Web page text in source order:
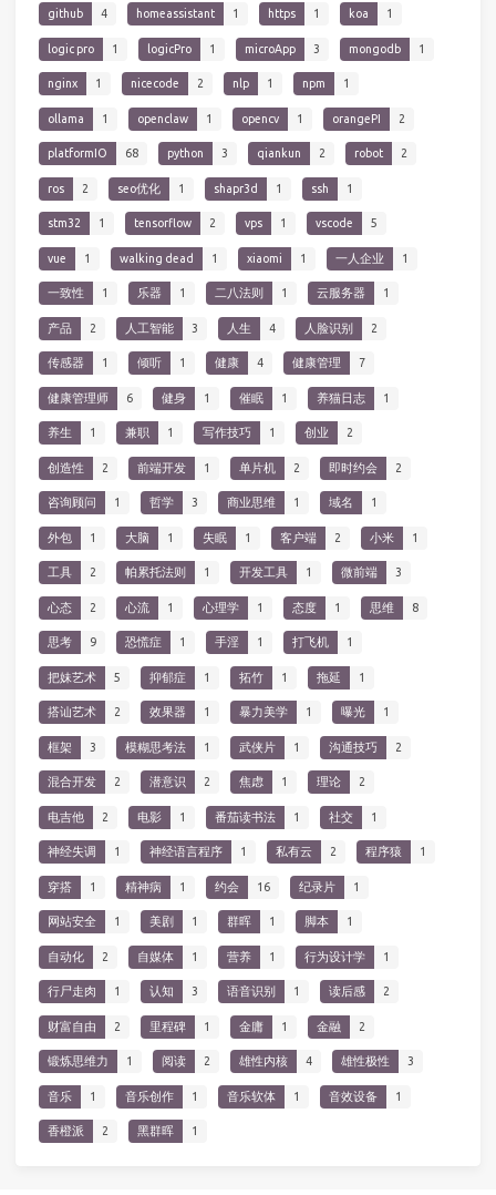
github 4 homeassistant 1 https 1 koa 1
logic pro 1 logicPro 1 microApp 3 mongodb 1
nginx 1 nicecode 2 nlp 1 npm 1
ollama 1 openclaw 1 opencv 1 orangePI 2
platformIO 68 python 3 qiankun 2 robot 2
ros 2 seo优化 1 shapr3d 1 ssh 1
stm32 1 tensorflow 2 vps 1 vscode 5
vue 1 walking dead 1 xiaomi 1 一人企业 1
一致性 1 乐器 1 二八法则 1 云服务器 1
产品 2 人工智能 3 人生 4 人脸识别 2
传感器 1 倾听 1 健康 4 健康管理 7
健康管理师 6 健身 1 催眠 1 养猫日志 1
养生 1 兼职 1 写作技巧 1 创业 2
创造性 2 前端开发 1 单片机 2 即时约会 2
咨询顾问 1 哲学 3 商业思维 1 域名 1
外包 1 大脑 1 失眠 1 客户端 2 小米 1
工具 2 帕累托法则 1 开发工具 1 微前端 3
心态 2 心流 1 心理学 1 态度 1 思维 8
思考 9 恐慌症 1 手淫 1 打飞机 1
把妹艺术 5 抑郁症 1 拓竹 1 拖延 1
搭讪艺术 2 效果器 1 暴力美学 1 曝光 1
框架 3 模糊思考法 1 武侠片 1 沟通技巧 2
混合开发 2 潜意识 2 焦虑 1 理论 2
电吉他 2 电影 1 番茄读书法 1 社交 1
神经失调 1 神经语言程序 1 私有云 2 程序猿 1
穿搭 1 精神病 1 约会 16 纪录片 1
网站安全 1 美剧 1 群晖 1 脚本 1
自动化 2 自媒体 1 营养 1 行为设计学 1
行尸走肉 1 认知 3 语音识别 1 读后感 2
财富自由 2 里程碑 1 金庸 1 金融 2
锻炼思维力 1 阅读 2 雄性内核 4 雄性极性 3
音乐 1 音乐创作 1 音乐软体 1 音效设备 1
香橙派 2 黑群晖 1